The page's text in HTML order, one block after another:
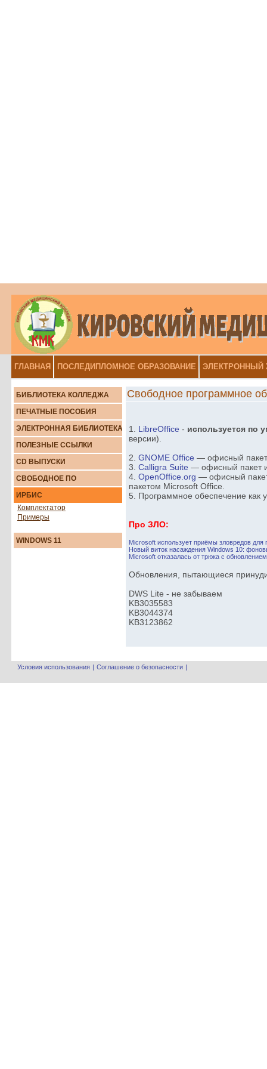
ГЛАВНАЯ ПОСЛЕДИПЛОМНОЕ ОБРАЗОВАНИЕ ЭЛЕКТРОННЫЙ
БИБЛИОТЕКА КОЛЛЕДЖА
ПЕЧАТНЫЕ ПОСОБИЯ
ЭЛЕКТРОННАЯ БИБЛИОТЕКА
ПОЛЕЗНЫЕ ССЫЛКИ
CD ВЫПУСКИ
СВОБОДНОЕ ПО
ИРБИС
Комплектатор
Примеры
WINDOWS 11
Свободное программное
1. LibreOffice - используется по
версии).
2. GNOME Office — офисный пакет
3. Calligra Suite — офисный пакет
4. OpenOffice.org — офисный
пакетом Microsoft Office.
5. Программное обеспечение как
Про ЗЛО:
Microsoft использует приёмы зловредов для
Новый виток насаждения Windows 10:
Microsoft отказалась от трюка с
Обновления, пытающиеся
DWS Lite - не забываем
KB3035583
KB3044374
KB3123862
Условия использования | Соглашение о безопасности |